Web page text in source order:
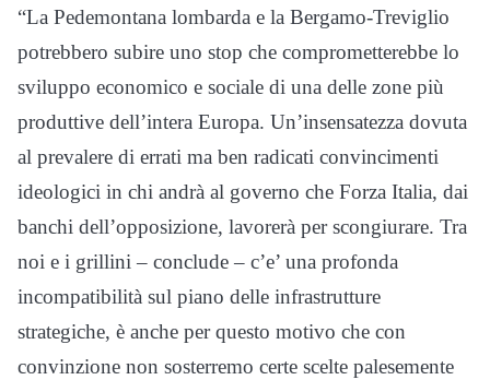
“La Pedemontana lombarda e la Bergamo-Treviglio
potrebbero subire uno stop che comprometterebbe lo
sviluppo economico e sociale di una delle zone più
produttive dell’intera Europa. Un’insensatezza dovuta
al prevalere di errati ma ben radicati convincimenti
ideologici in chi andrà al governo che Forza Italia, dai
banchi dell’opposizione, lavorerà per scongiurare. Tra
noi e i grillini – conclude – c’e’ una profonda
incompatibilità sul piano delle infrastrutture
strategiche, è anche per questo motivo che con
convinzione non sosterremo certe scelte palesemente